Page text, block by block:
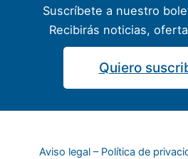
Suscríbete a nuestro
Recibirás noticias,
Quiero
Aviso legal – Política de